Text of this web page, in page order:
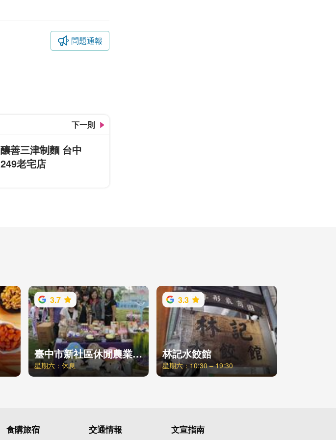
問題通報
下一則
釀善三津制麵 台中
249老宅店
3.7
臺中市新社區休閒農業導覽發展協會
星期六：休息
3.3
林記水餃館
星期六：10:30 – 19:30
食購旅宿 交通情報 文宣指南